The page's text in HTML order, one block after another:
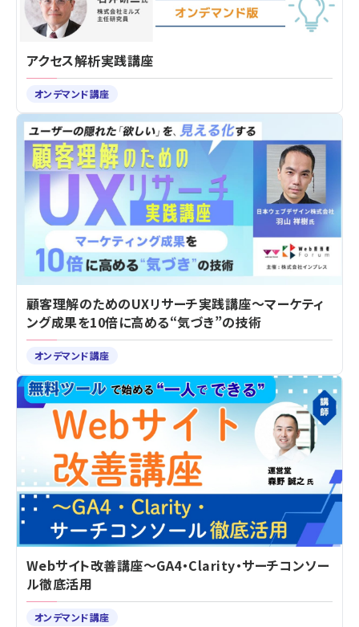
アクセス解析実践講座
オンデマンド講座
顧客理解のためのUXリサーチ実践講座～マーケティ
ング成果を10倍に高める“気づき”の技術
オンデマンド講座
Webサイト改善講座～GA4・Clarity・サーチコンソー
ル徹底活用
オンデマンド講座